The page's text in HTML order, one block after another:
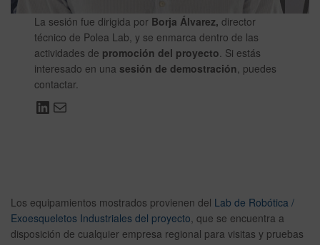
La sesión fue dirigida por Borja Álvarez, director
técnico de Polea Lab, y se enmarca dentro de las
actividades de promoción del proyecto . Si estás
interesado en una sesión de demostración , puedes
contactar.
Los equipamientos mostrados provienen del Lab de Robótica /
Exoesqueletos Industriales del proyecto , que se encuentra a
disposición de cualquier empresa regional para visitas y pruebas